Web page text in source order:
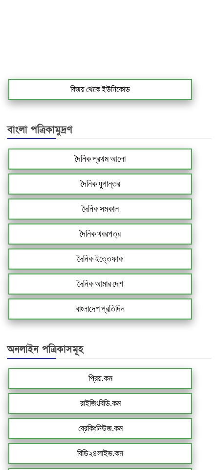
বিজয় থেকে ইউনিকোড
বাংলা পত্রিকামুদ্রণ
দৈনিক প্রথম আলো
দৈনিক যুগান্তর
দৈনিক সমকাল
দৈনিক খবরপত্র
দৈনিক ইত্তেফাক
দৈনিক আমার দেশ
বাংলাদেশ প্রতিদিন
অনলাইন পত্রিকাসমূহ
প্রিয়.কম
রাইজিংবিডি.কম
ব্রেকিংনিউজ.কম
বিডি২৪লাইভ.কম